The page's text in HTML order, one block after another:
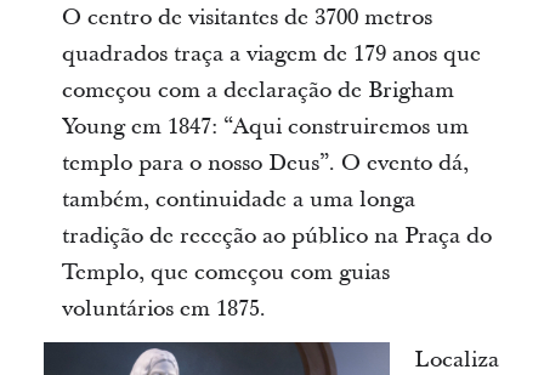
O centro de visitantes de 3700 metros
quadrados traça a viagem de 179 anos que
começou com a declaração de Brigham
Young em 1847: “Aqui construiremos um
templo para o nosso Deus”. O evento dá,
também, continuidade a uma longa
tradição de receção ao público na Praça do
Templo, que começou com guias
voluntários em 1875.
Localiza